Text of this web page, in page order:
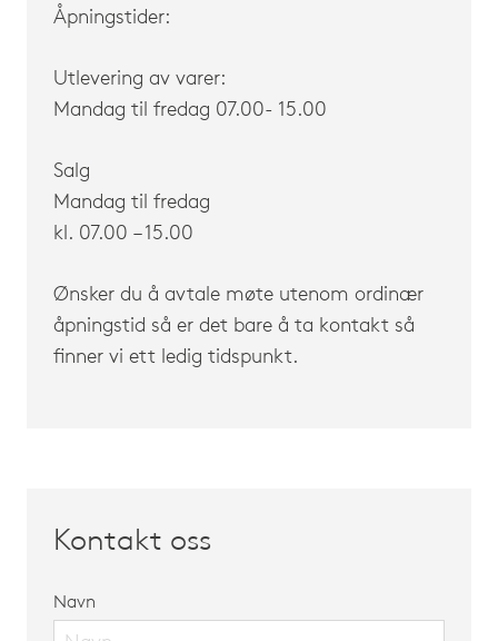
Åpningstider:
Utlevering av varer:
Mandag til fredag 07.00- 15.00
Salg
Mandag til fredag
kl. 07.00 – 15.00
Ønsker du å avtale møte utenom ordinær
åpningstid så er det bare å ta kontakt så
finner vi ett ledig tidspunkt.
Kontakt oss
Navn